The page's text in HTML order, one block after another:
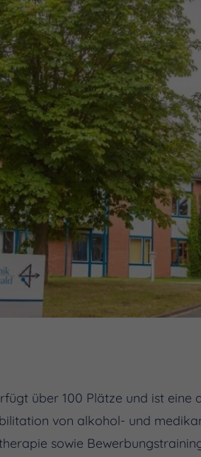
über 100 Plätze und ist eine
von alkohol- und
sowie